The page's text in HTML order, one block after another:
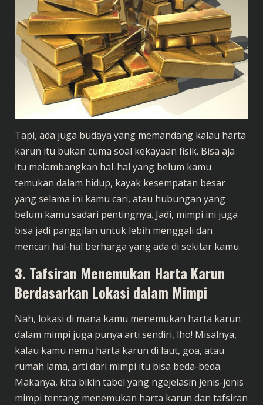
Tapi, ada juga budaya yang memandang kalau harta
karun itu bukan cuma soal kekayaan fisik. Bisa aja
itu melambangkan hal-hal yang belum kamu
temukan dalam hidup, kayak kesempatan besar
yang selama ini kamu cari, atau hubungan yang
belum kamu sadari pentingnya. Jadi, mimpi ini juga
bisa jadi panggilan untuk lebih menggali dan
mencari hal-hal berharga yang ada di sekitar kamu.
3. Tafsiran Menemukan Harta Karun
Berdasarkan Lokasi dalam Mimpi
Nah, lokasi di mana kamu menemukan harta karun
dalam mimpi juga punya arti sendiri, lho! Misalnya,
kalau kamu nemu harta karun di laut, goa, atau
rumah lama, arti dari mimpi itu bisa beda-beda.
Makanya, kita bikin tabel yang ngejelasin jenis-jenis
mimpi tentang menemukan harta karun dan tafsiran